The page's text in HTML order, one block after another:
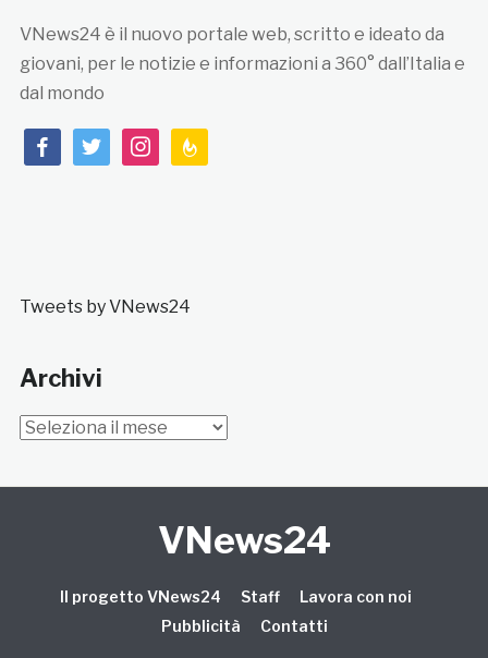
VNews24 è il nuovo portale web, scritto e ideato da
giovani, per le notizie e informazioni a 360° dall’Italia e
dal mondo
facebooktwitterinstagramfeedburner
Tweets by VNews24
Archivi
Archivi
VNews24
Il progetto VNews24 Staff
Lavora con noi
Pubblicità
Contatti